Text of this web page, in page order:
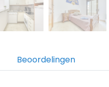
Beoordelingen